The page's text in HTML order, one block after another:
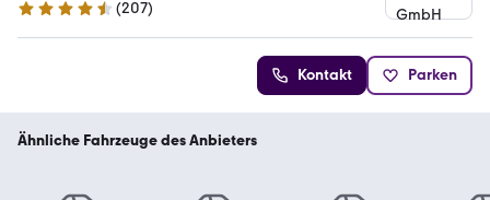
4.7 Sterne
(207)
Kontakt Parken
Ähnliche Fahrzeuge des Anbieters